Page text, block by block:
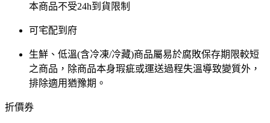
本商品不受24h到貨限制
可宅配到府
生鮮、低溫(含冷凍/冷藏)商品屬易於腐敗保存期限較短
之商品，除商品本身瑕疵或運送過程失溫導致變質外，
排除適用猶豫期。
折價券